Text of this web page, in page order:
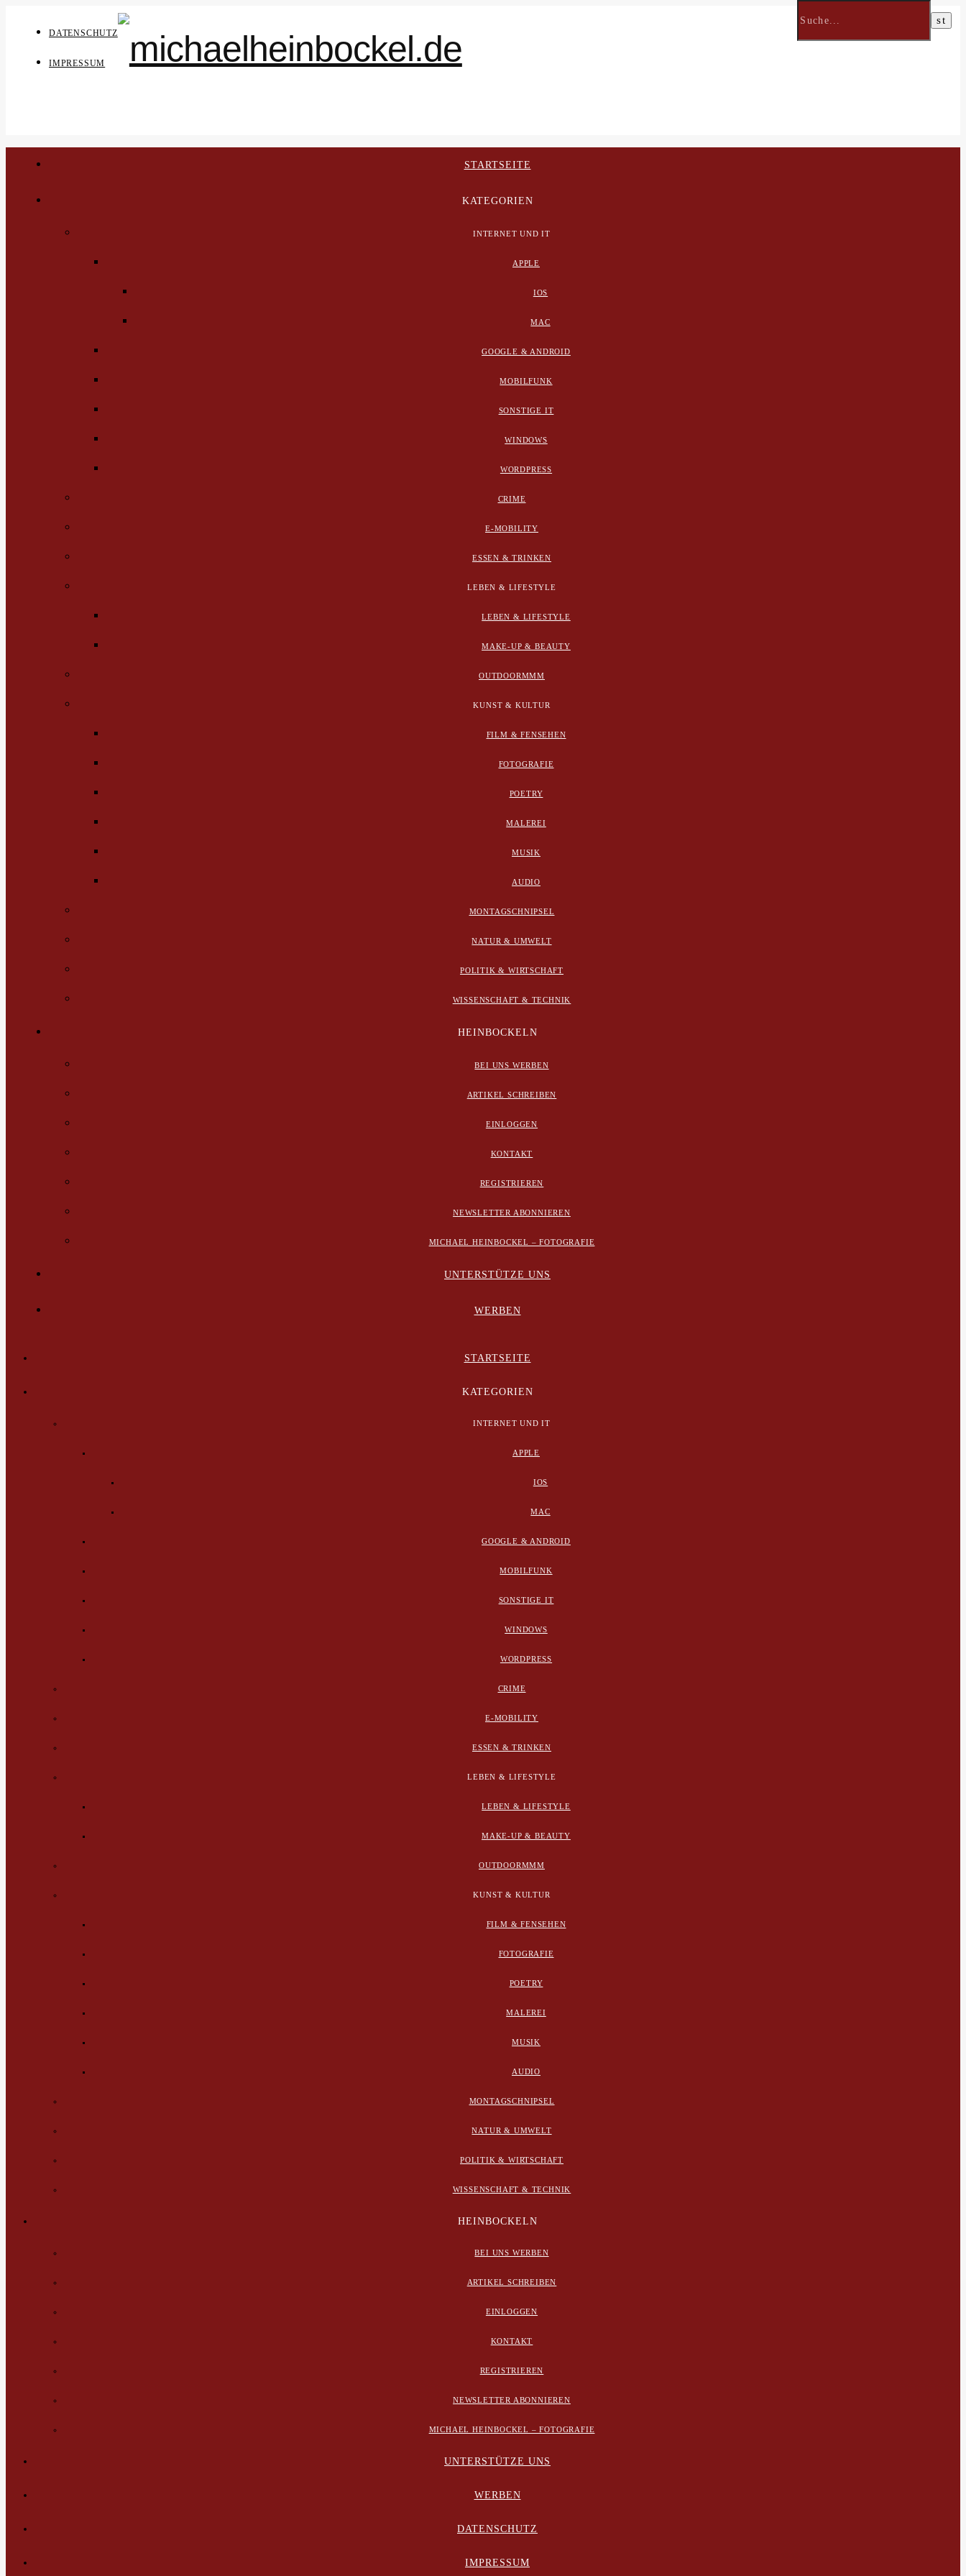
DATENSCHUTZ
IMPRESSUM
STARTSEITE
KATEGORIEN
INTERNET UND IT
APPLE
IOS
MAC
GOOGLE & ANDROID
MOBILFUNK
SONSTIGE IT
WINDOWS
WORDPRESS
CRIME
E-MOBILITY
ESSEN & TRINKEN
LEBEN & LIFESTYLE
LEBEN & LIFESTYLE
MAKE-UP & BEAUTY
OUTDOORMMM
KUNST & KULTUR
FILM & FENSEHEN
FOTOGRAFIE
POETRY
MALEREI
MUSIK
AUDIO
MONTAGSCHNIPSEL
NATUR & UMWELT
POLITIK & WIRTSCHAFT
WISSENSCHAFT & TECHNIK
HEINBOCKELN
BEI UNS WERBEN
ARTIKEL SCHREIBEN
EINLOGGEN
KONTAKT
REGISTRIEREN
NEWSLETTER ABONNIEREN
MICHAEL HEINBOCKEL – FOTOGRAFIE
UNTERSTÜTZE UNS
WERBEN
STARTSEITE
KATEGORIEN
INTERNET UND IT
APPLE
IOS
MAC
GOOGLE & ANDROID
MOBILFUNK
SONSTIGE IT
WINDOWS
WORDPRESS
CRIME
E-MOBILITY
ESSEN & TRINKEN
LEBEN & LIFESTYLE
LEBEN & LIFESTYLE
MAKE-UP & BEAUTY
OUTDOORMMM
KUNST & KULTUR
FILM & FENSEHEN
FOTOGRAFIE
POETRY
MALEREI
MUSIK
AUDIO
MONTAGSCHNIPSEL
NATUR & UMWELT
POLITIK & WIRTSCHAFT
WISSENSCHAFT & TECHNIK
HEINBOCKELN
BEI UNS WERBEN
ARTIKEL SCHREIBEN
EINLOGGEN
KONTAKT
REGISTRIEREN
NEWSLETTER ABONNIEREN
MICHAEL HEINBOCKEL – FOTOGRAFIE
UNTERSTÜTZE UNS
WERBEN
DATENSCHUTZ
IMPRESSUM